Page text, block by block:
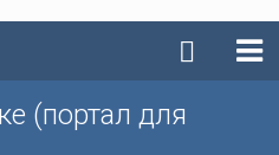
(портал для